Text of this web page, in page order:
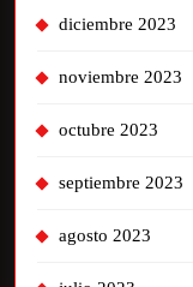
diciembre 2023
noviembre 2023
octubre 2023
septiembre 2023
agosto 2023